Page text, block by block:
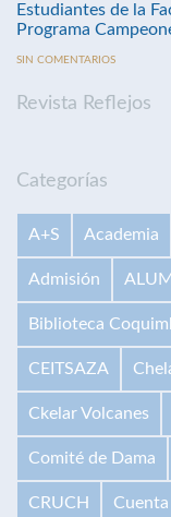
Estudiantes de la
Programa
SIN COMENTARIOS
Revista Reflejos
Categorías
A+S Academia
Admisión
Biblioteca
CEITSAZA
Ckelar Volcanes
Comité de Dama
CRUCH